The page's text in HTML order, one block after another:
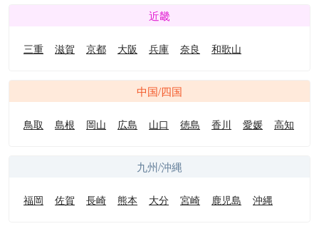
近畿
三重 滋賀 京都 大阪 兵庫 奈良 和歌山
中国/四国
鳥取 島根 岡山 広島 山口 徳島 香川 愛媛 高知
九州/沖縄
福岡 佐賀 長崎 熊本 大分 宮崎 鹿児島 沖縄